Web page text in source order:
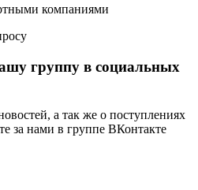
компаниями
группу в социальных
а так же о поступлениях
за нами в группе ВКонтакте